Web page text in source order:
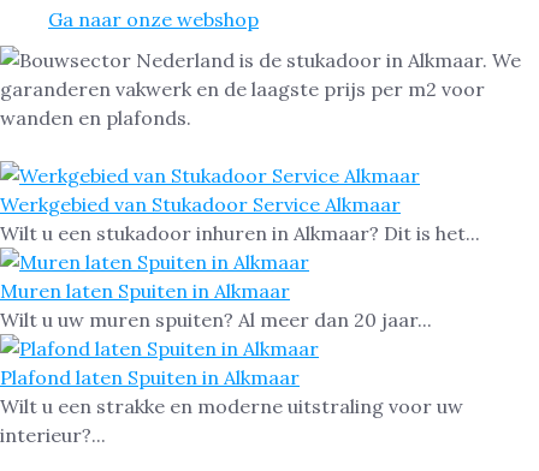
Ga naar onze webshop
Werkgebied van Stukadoor Service Alkmaar
Wilt u een stukadoor inhuren in Alkmaar? Dit is het...
Muren laten Spuiten in Alkmaar
Wilt u uw muren spuiten? Al meer dan 20 jaar...
Plafond laten Spuiten in Alkmaar
Wilt u een strakke en moderne uitstraling voor uw
interieur?...